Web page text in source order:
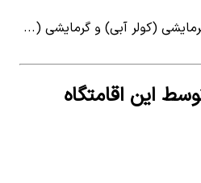
(کولر آبی) و گرمایشی (...
این اقامتگاه